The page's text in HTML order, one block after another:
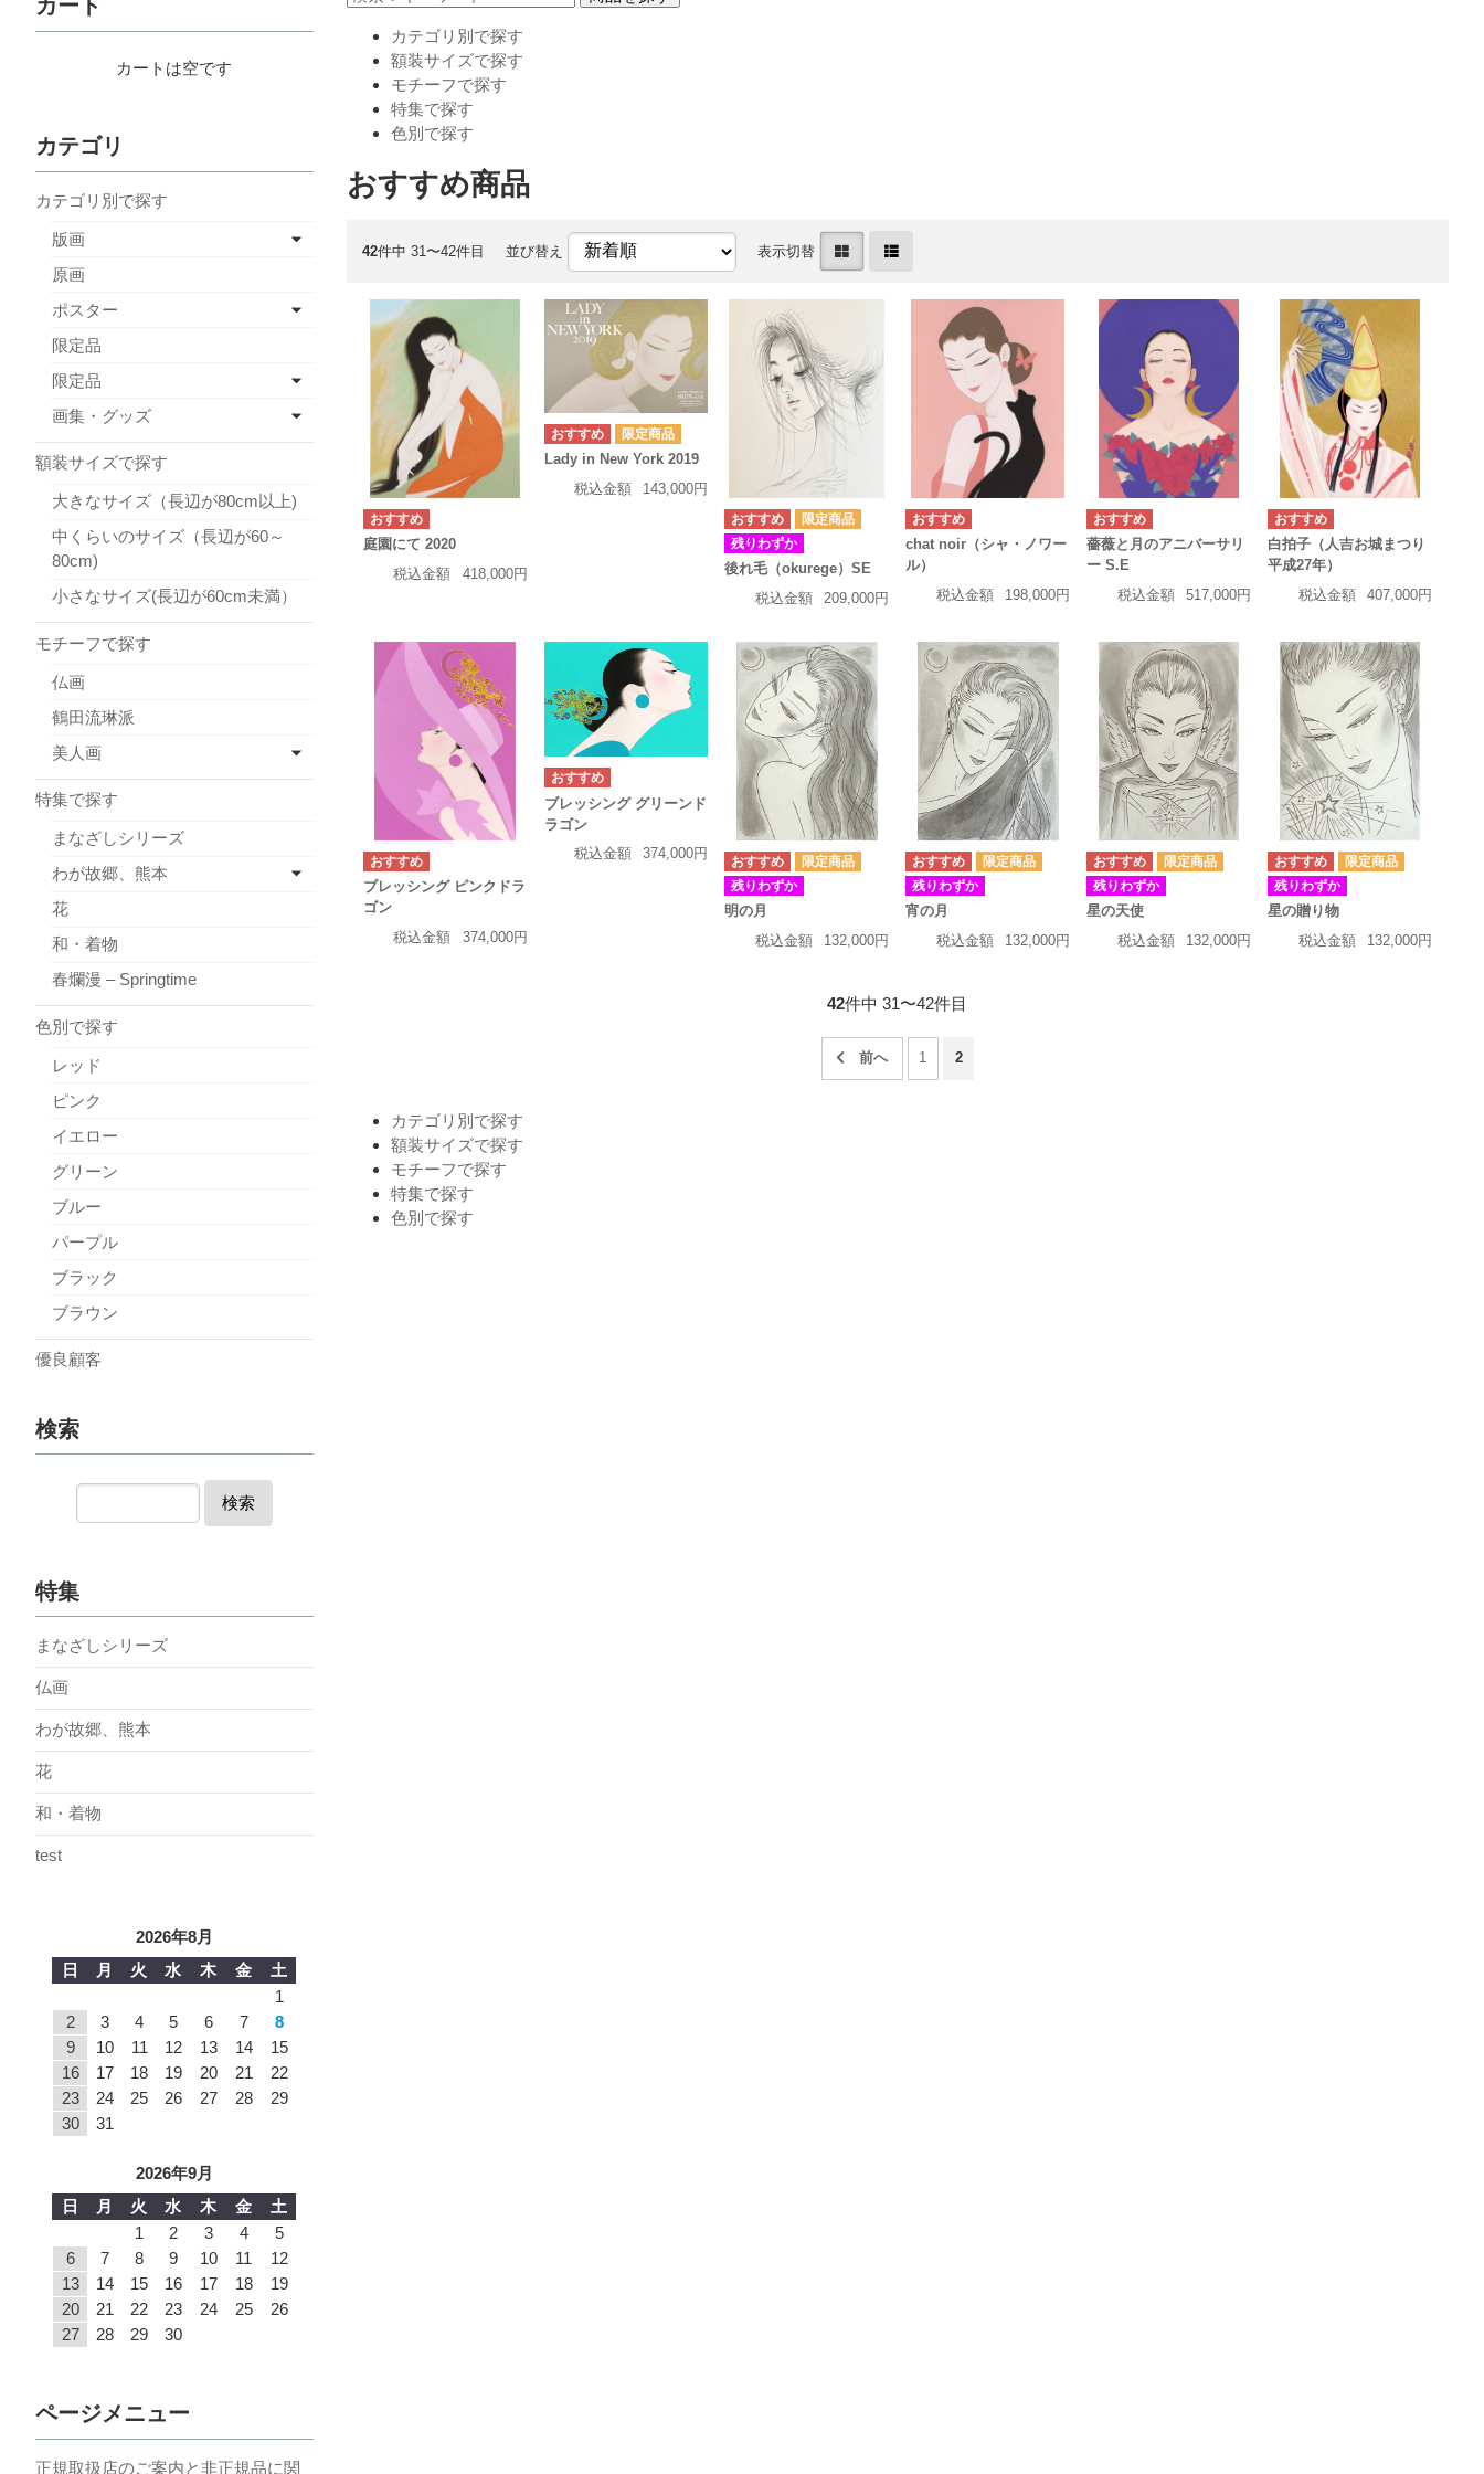
カテゴリ別で探す
額装サイズで探す
モチーフで探す
特集で探す
色別で探す
おすすめ商品
42件中 31〜42件目 並び替え 表示切替
庭園にて 2020
税込金額
418,000円
Lady in New York 2019
税込金額
143,000円
残りわずか
後れ毛（okurege）SE
税込金額
209,000円
chat noir（シャ・ノワー
ル）
税込金額
198,000円
薔薇と月のアニバーサリ
ー S.E
税込金額
517,000円
白拍子（人吉お城まつり
平成27年）
税込金額
407,000円
ブレッシング ピンクドラ
ゴン
税込金額
374,000円
ブレッシング グリーンド
ラゴン
税込金額
374,000円
残りわずか
明の月
税込金額
132,000円
残りわずか
宵の月
税込金額
132,000円
残りわずか
星の天使
税込金額
132,000円
残りわずか
星の贈り物
税込金額
132,000円
42件中 31〜42件目
1 2
カテゴリ別で探す
額装サイズで探す
モチーフで探す
特集で探す
色別で探す
カート
カートは空です
カテゴリ
カテゴリ別で探す
版画
原画
ポスター
限定品
限定品
画集・グッズ
額装サイズで探す
大きなサイズ（長辺が80cm以上)
中くらいのサイズ（長辺が60～
80cm)
小さなサイズ(長辺が60cm未満）
モチーフで探す
仏画
鶴田流琳派
美人画
特集で探す
まなざしシリーズ
わが故郷、熊本
花
和・着物
春爛漫 – Springtime
色別で探す
レッド
ピンク
イエロー
グリーン
ブルー
パープル
ブラック
ブラウン
優良顧客
検索
検索
特集
まなざしシリーズ
仏画
わが故郷、熊本
花
和・着物
test
2026年8月
日
月 火 水 木 金
土
1
2
3 4 5 6 7
8
9
10 11 12 13 14
15
16
17 18 19 20 21
22
23
24 25 26 27 28
29
30
31
2026年9月
日
月 火 水 木 金
土
1
2 3 4
5
6
7 8 9 10 11
12
13
14 15 16 17 18
19
20
21 22 23 24 25
26
27
28 29 30
ページメニュー
正規取扱店のご案内と非正規品に関